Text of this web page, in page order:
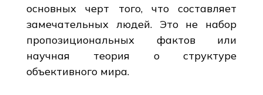
основных черт того, что составляет
замечательных людей. Это не набор
пропозициональных фактов или
научная теория о структуре
объективного мира.